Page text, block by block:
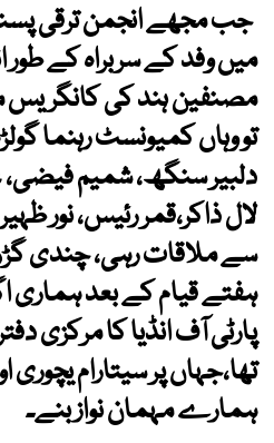
میں وفد کے سربراہ کے طور
مصنفین ہند کی کانگریس
تو وہاں کمیونسٹ رہنما
دلبیر سنگھ، شمیم
لال ذاکر،قمر رئیس، نور
سے ملاقات رہی، چندی
ہفتے قیام کے بعد
پارٹی آف انڈیا کا مرکزی
تھا،جہاں پر سیتارام یچوری
ہمارے مہمان نواز بنے۔